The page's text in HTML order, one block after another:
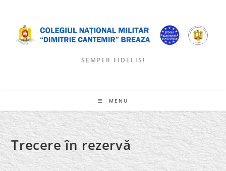
content
SEMPER FIDELIS!
MENU
Trecere în rezervă